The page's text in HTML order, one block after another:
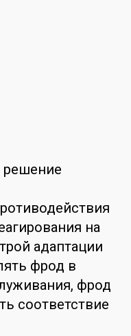
решение
на
адаптации
фрод в
фрод
соответствие